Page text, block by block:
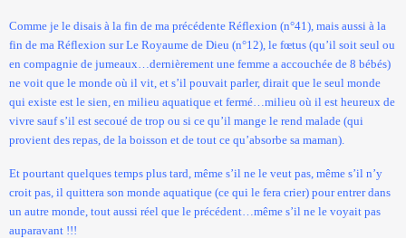
Comme je le disais à la fin de ma précédente Réflexion (n°41), mais aussi à la
fin de ma Réflexion sur Le Royaume de Dieu (n°12), le fœtus (qu’il soit seul ou
en compagnie de jumeaux…dernièrement une femme a accouchée de 8 bébés)
ne voit que le monde où il vit, et s’il pouvait parler, dirait que le seul monde
qui existe est le sien, en milieu aquatique et fermé…milieu où il est heureux de
vivre sauf s’il est secoué de trop ou si ce qu’il mange le rend malade (qui
provient des repas, de la boisson et de tout ce qu’absorbe sa maman).
Et pourtant quelques temps plus tard, même s’il ne le veut pas, même s’il n’y
croit pas, il quittera son monde aquatique (ce qui le fera crier) pour entrer dans
un autre monde, tout aussi réel que le précédent…même s’il ne le voyait pas
auparavant !!!